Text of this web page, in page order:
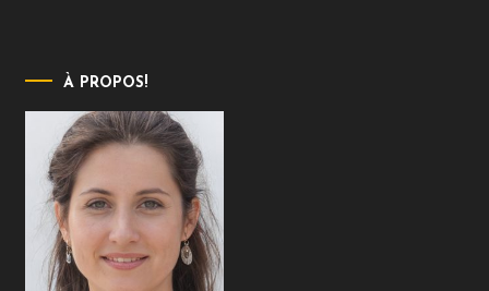
À PROPOS!